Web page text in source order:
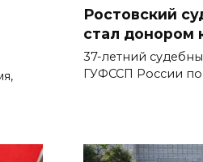
Ростовский
стал донором
37-летний
ГУФССП России по